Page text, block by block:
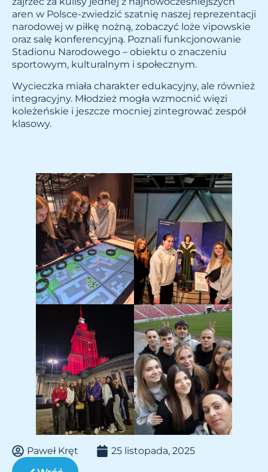
aren w Polsce-zwiedzić szatnię naszej reprezentacji
narodowej w piłkę nożną, zobaczyć loże vipowskie
oraz salę konferencyjną. Poznali funkcjonowanie
Stadionu Narodowego – obiektu o znaczeniu
sportowym, kulturalnym i społecznym.
Wycieczka miała charakter edukacyjny, ale również
integracyjny. Młodzież mogła wzmocnić więzi
koleżeńskie i jeszcze mocniej zintegrować zespół
klasowy.
Paweł Kręt
25 listopada, 2025